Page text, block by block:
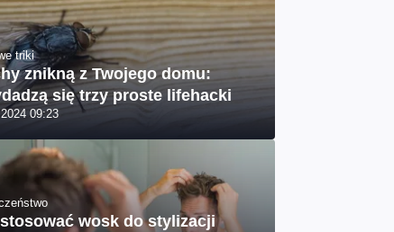
triki
znikną z Twojego domu:
się trzy proste lifehacki
09:23
wosk do stylizacji